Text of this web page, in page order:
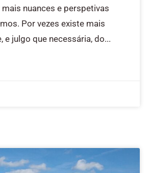
nuances e perspetivas
Por vezes existe mais
e julgo que necessária, do